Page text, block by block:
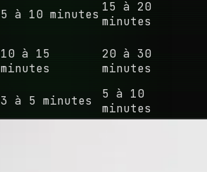
5 à 10 minutes
15 à 20
minutes
10 à 15
minutes
20 à 30
minutes
3 à 5 minutes
5 à 10
minutes